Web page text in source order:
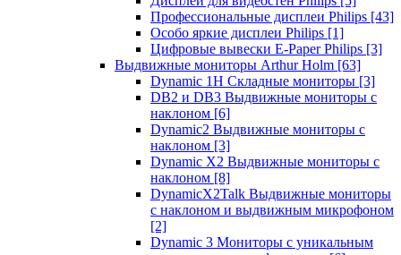
Профессиональные дисплеи Philips [43]
Особо яркие дисплеи Philips [1]
Цифровые вывески E-Paper Philips [3]
Выдвижные мониторы Arthur Holm [63]
Dynamic 1Н Складные мониторы [3]
DB2 и DB3 Выдвижные мониторы с
наклоном [6]
Dynamic2 Выдвижные мониторы с
наклоном [3]
Dynamic X2 Выдвижные мониторы с
наклоном [8]
DynamicX2Talk Выдвижные мониторы
с наклоном и выдвижным микрофоном
[2]
Dynamic 3 Мониторы с уникальным